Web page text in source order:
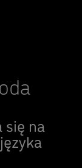
się na